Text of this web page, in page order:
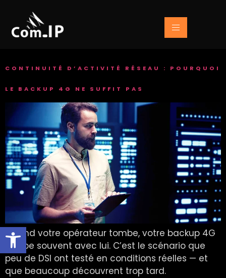
Ouvrir la barre d’outils
CONTINUITÉ D’ACTIVITÉ RÉSEAU : POURQUOI
LE BACKUP 4G NE SUFFIT PAS
Quand votre opérateur tombe, votre backup 4G
tombe souvent avec lui. C’est le scénario que
peu de DSI ont testé en conditions réelles — et
que beaucoup découvrent trop tard.